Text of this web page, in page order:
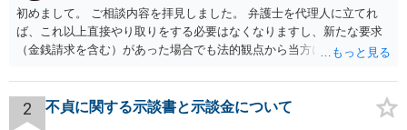
初めまして。 ご相談内容を拝見しました。 弁護士を代理人に立てれ
ば、これ以上直接やり取りをする必要はなくなりますし、新たな要求
（金銭請求を含む）があった場合でも法的観点から当方に支払うべき
いのであれば、基本的にはご自身で対応していくことになります。 こ
れ以上の要求を回避するためには、合意内容を書面しておくことで
す。 特に重要な点としては、合意事項以外には貸し借りが無いことを
2 不貞に関する示談書と示談金について